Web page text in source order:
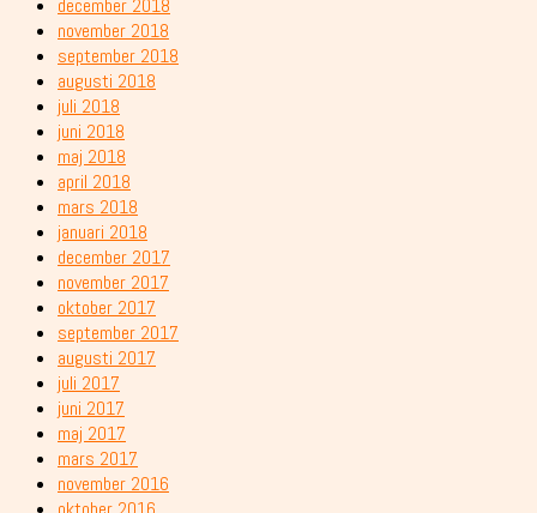
december 2018
november 2018
september 2018
augusti 2018
juli 2018
juni 2018
maj 2018
april 2018
mars 2018
januari 2018
december 2017
november 2017
oktober 2017
september 2017
augusti 2017
juli 2017
juni 2017
maj 2017
mars 2017
november 2016